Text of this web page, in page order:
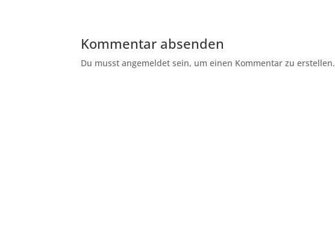
Kommentar absenden
Du musst angemeldet sein, um einen Kommentar zu erstellen.